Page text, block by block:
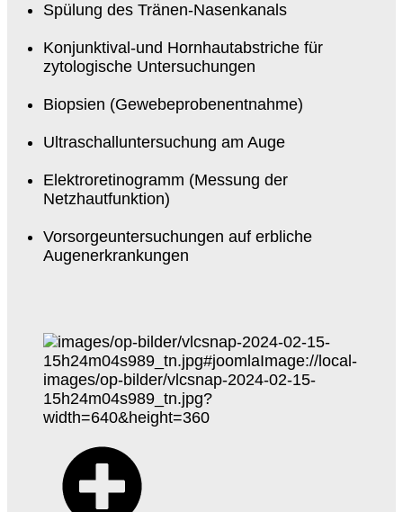
Spülung des Tränen-Nasenkanals
Konjunktival-und Hornhautabstriche für
zytologische Untersuchungen
Biopsien (Gewebeprobenentnahme)
Ultraschalluntersuchung am Auge
Elektroretinogramm (Messung der
Netzhautfunktion)
Vorsorgeuntersuchungen auf erbliche
Augenerkrankungen